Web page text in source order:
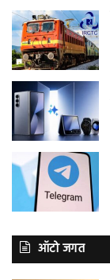
ऑटो जगत